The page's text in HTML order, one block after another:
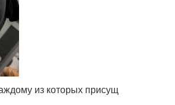
из которых присущ